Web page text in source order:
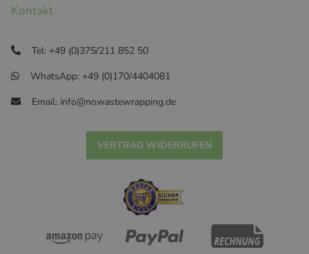
Kontakt
Tel: +49 (0)375/211 852 50
WhatsApp: +49 (0)170/4404081
Email: info@nowastewrapping.de
VERTRAG WIDERRUFEN